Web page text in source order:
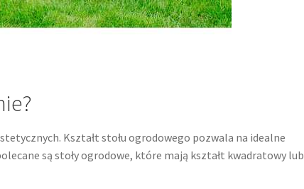
Kształt stołu ogrodowego pozwala na idealne
są stoły ogrodowe, które mają kształt kwadratowy lub